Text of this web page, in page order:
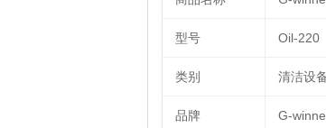
型号 Oil-220
类别 清洁设
品牌 G-